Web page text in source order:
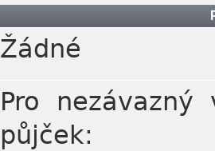
Žádné
Pro nezávazný
půjček: